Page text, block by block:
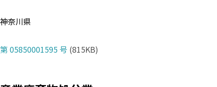
神奈川県
第 05850001595 号 (815KB)